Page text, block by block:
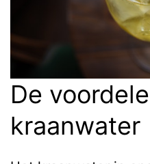
De
kraanwater